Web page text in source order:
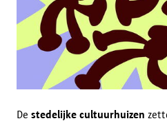
De stedelijke cultuurhuizen